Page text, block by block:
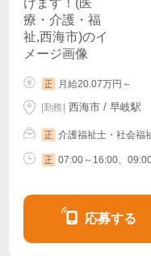
正 月給20.07万円～
|勤務 西海市 / 早岐駅
正 介護福祉士・社会福
正 07:00～16:00、
応募する